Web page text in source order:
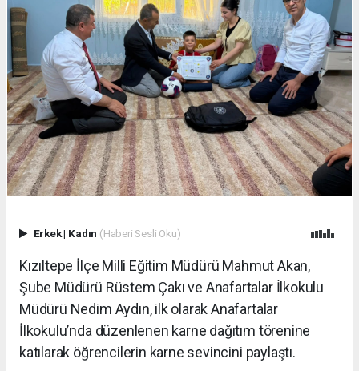
Erkek| Kadın (Haberi Sesli Oku)
Kızıltepe İlçe Milli Eğitim Müdürü Mahmut Akan,
Şube Müdürü Rüstem Çakı ve Anafartalar İlkokulu
Müdürü Nedim Aydın, ilk olarak Anafartalar
İlkokulu’nda düzenlenen karne dağıtım törenine
katılarak öğrencilerin karne sevincini paylaştı.